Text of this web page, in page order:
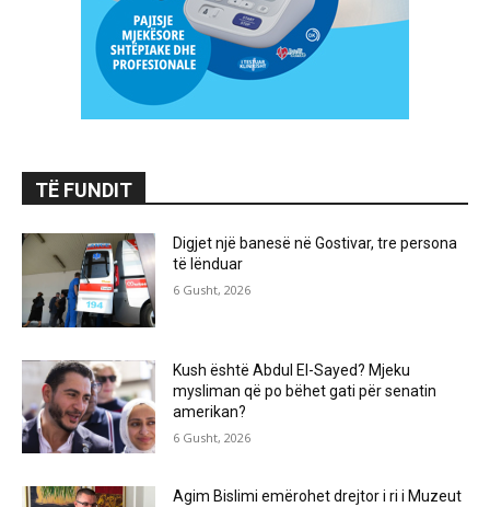
TË FUNDIT
Digjet një banesë në Gostivar, tre persona
të lënduar
6 Gusht, 2026
Kush është Abdul El-Sayed? Mjeku
mysliman që po bëhet gati për senatin
amerikan?
6 Gusht, 2026
Agim Bislimi emërohet drejtor i ri i Muzeut